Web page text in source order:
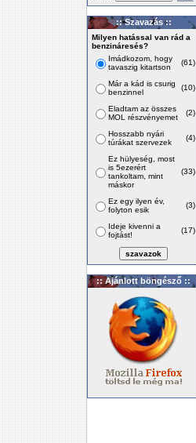
:: Szavazás ::
Milyen hatással van rád a
benzináresés?
Imádkozom, hogy
tavaszig kitartson
(61)
Már a kád is csurig
benzinnel
(10)
Eladtam az összes
MOL részvényemet
(2)
Hosszabb nyári
túrákat szervezek
(4)
Ez hülyeség, most
is 5ezerért
tankoltam, mint
máskor
(33)
Ez egy ilyen év,
folyton esik
(3)
Ideje kivenni a
fojtást!
(17)
:: Ajánlott böngésző ::